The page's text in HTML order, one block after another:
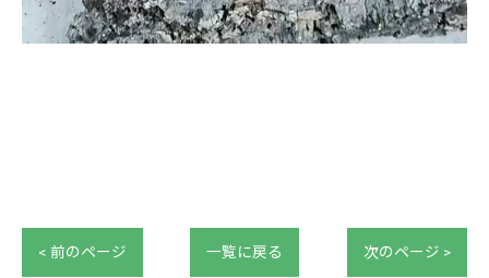
< 前のページ 一覧に戻る 次のページ >